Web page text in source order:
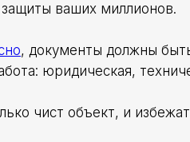
ваших миллионов.
, документы должны
юридическая,
чист объект, и